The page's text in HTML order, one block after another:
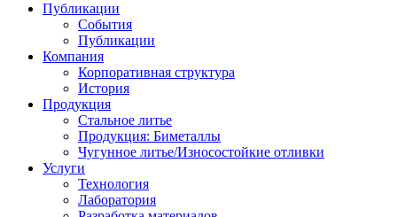
Публикации
События
Публикации
Компания
Корпоративная структура
История
Продукция
Стальное литье
Продукция: Биметаллы
Чугунное литье/Износостойкие отливки
Услуги
Технология
Лаборатория